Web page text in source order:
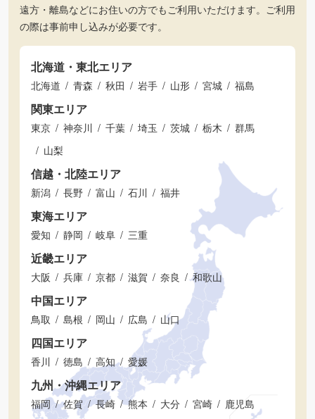
遠方・離島などにお住いの方でもご利用いただけます。ご利用
の際は事前申し込みが必要です。
北海道・東北エリア
北海道 青森 秋田 岩手 山形 宮城 福島
関東エリア
東京 神奈川 千葉 埼玉 茨城 栃木
群馬
山梨
信越・北陸エリア
新潟 長野 富山 石川 福井
東海エリア
愛知 静岡 岐阜 三重
近畿エリア
大阪 兵庫 京都 滋賀 奈良 和歌山
中国エリア
鳥取 島根 岡山 広島 山口
四国エリア
香川 徳島 高知 愛媛
九州・沖縄エリア
福岡 佐賀 長崎 熊本 大分 宮崎
鹿児島